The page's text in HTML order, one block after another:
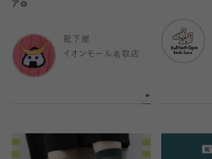
ア⚽️
靴下屋
イオンモール名取店